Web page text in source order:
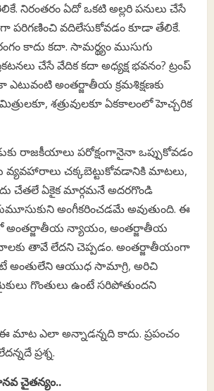
నిరంతరం ఏదో ఒకటి అల్లరి పనులు చేసే
వదిలేసుకోవడం కూడా తేలికే.
కాదు కదా. సామర్థ్యం ముసుగు
చేసే వేదిక కదా అధ్యక్ష భవనం? ట్రంప్
అంతర్జాతీయ క్రమశిక్షణకు
శత్రువులకూ ఏకకాలంలో హెచ్చరిక
రాజకీయాలు పరోక్షంగానైనా ఒప్పుకోవడం
చక్కబెట్టుకోవడానికి మాటలు,
చేతలే ఏకైక మార్గమనే అదరగొండి
అంగీకరించడమే అవుతుంది. ఈ
న్యాయం, అంతర్జాతీయ
తావే లేదని చెప్పడం. అంతర్జాతీయంగా
అంతులేని ఆయుధ సామాగ్రి, అరిచి
గొంతులు ఉంటే సరిపోతుందని
ఈ మాట ఎలా అన్నాడన్నది కాదు. ప్రపంచం
ప్రశ్న.
చైతన్యం..